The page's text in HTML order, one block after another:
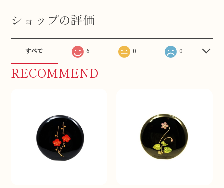
ショップの評価
すべて 6 0 0
RECOMMEND